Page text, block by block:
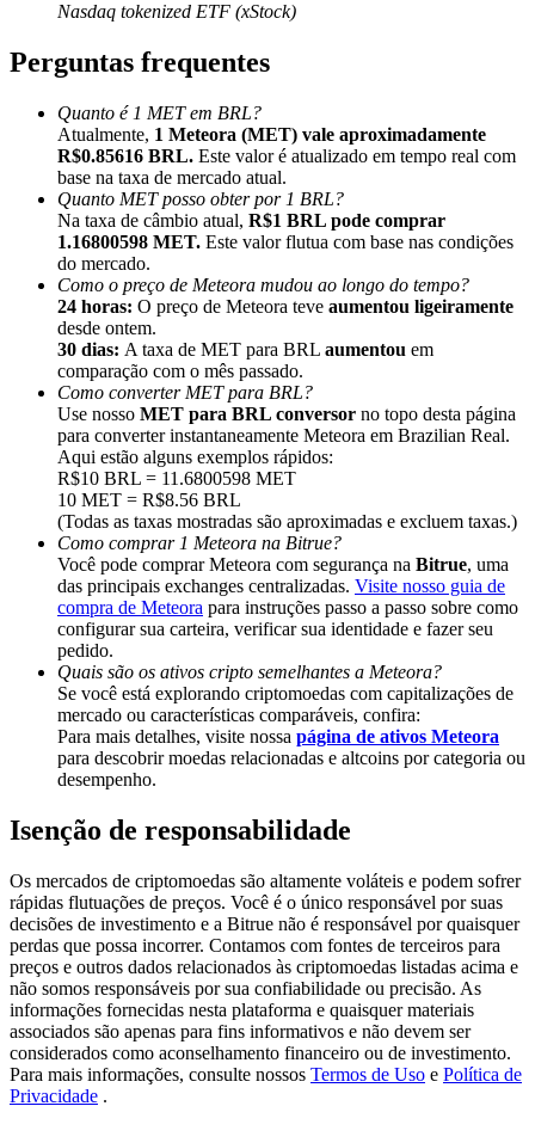
Indicação
Convide um amigo para receber recompensas em dinheiro
Deposit CASHCAT & Win
Deposit CASHCAT & Win
Share 500000 CASHCAT prize pool
Exclusive for BitMart Users
Register & Trade to Win 500,000 USDT
Precious Metals Trading Carnival
Trade Gold & Silver · 33,333 USDT Bonus
USDT New User Exclusive 10% APR
USDT Flexible Staking | Daily Rewards
Nasdaq tokenized ETF (xStock)
Perguntas frequentes
Quanto é 1 MET em BRL?
Atualmente, 1 Meteora (MET) vale aproximadamente
R$0.85616 BRL. Este valor é atualizado em tempo real com
base na taxa de mercado atual.
Quanto MET posso obter por 1 BRL?
Na taxa de câmbio atual, R$1 BRL pode comprar
1.16800598 MET. Este valor flutua com base nas condições
do mercado.
Como o preço de Meteora mudou ao longo do tempo?
24 horas: O preço de Meteora teve aumentou ligeiramente
desde ontem.
30 dias: A taxa de MET para BRL aumentou em
comparação com o mês passado.
Como converter MET para BRL?
Use nosso MET para BRL conversor no topo desta página
para converter instantaneamente Meteora em Brazilian Real.
Aqui estão alguns exemplos rápidos:
R$10 BRL = 11.6800598 MET
10 MET = R$8.56 BRL
(Todas as taxas mostradas são aproximadas e excluem taxas.)
Como comprar 1 Meteora na Bitrue?
Você pode comprar Meteora com segurança na Bitrue, uma
das principais exchanges centralizadas. Visite nosso guia de
compra de Meteora para instruções passo a passo sobre como
configurar sua carteira, verificar sua identidade e fazer seu
pedido.
Quais são os ativos cripto semelhantes a Meteora?
Se você está explorando criptomoedas com capitalizações de
mercado ou características comparáveis, confira:
Para mais detalhes, visite nossa página de ativos Meteora
para descobrir moedas relacionadas e altcoins por categoria ou
desempenho.
Isenção de responsabilidade
Os mercados de criptomoedas são altamente voláteis e podem sofrer
rápidas flutuações de preços. Você é o único responsável por suas
decisões de investimento e a Bitrue não é responsável por quaisquer
perdas que possa incorrer. Contamos com fontes de terceiros para
preços e outros dados relacionados às criptomoedas listadas acima e
não somos responsáveis por sua confiabilidade ou precisão. As
informações fornecidas nesta plataforma e quaisquer materiais
associados são apenas para fins informativos e não devem ser
considerados como aconselhamento financeiro ou de investimento.
Para mais informações, consulte nossos Termos de Uso e Política de
Privacidade .